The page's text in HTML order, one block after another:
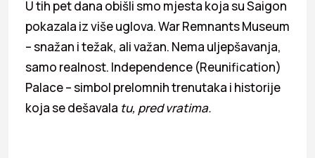
U tih pet dana obišli smo mjesta koja su Saigon
pokazala iz više uglova. War Remnants Museum
– snažan i težak, ali važan. Nema uljepšavanja,
samo realnost. Independence (Reunification)
Palace – simbol prelomnih trenutaka i historije
koja se dešavala tu, pred vratima.